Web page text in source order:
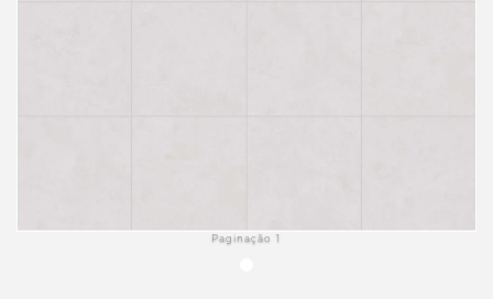
Paginação 1